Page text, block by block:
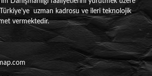
uzman kadrosu ve ileri teknolojik
vermektedir.